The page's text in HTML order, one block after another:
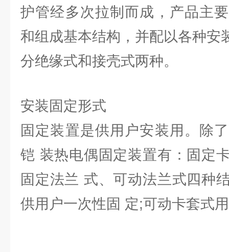
护管经多次拉制而成，产品主
和组成基本结构，并配以各种安
分绝缘式和接壳式两种。
安装固定形式
固定装置是供用户安装用。除
铠 装热电偶固定装置有：固定
固定法兰 式、可动法兰式四种
供用户一次性固 定;可动卡套式